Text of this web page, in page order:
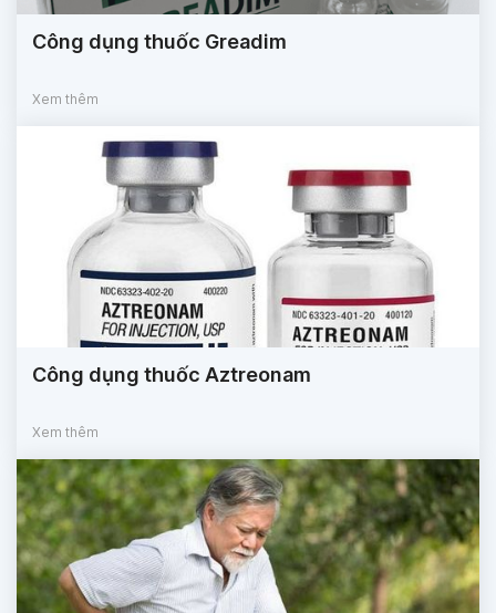
Công dụng thuốc Greadim
Xem thêm
Công dụng thuốc Aztreonam
Xem thêm